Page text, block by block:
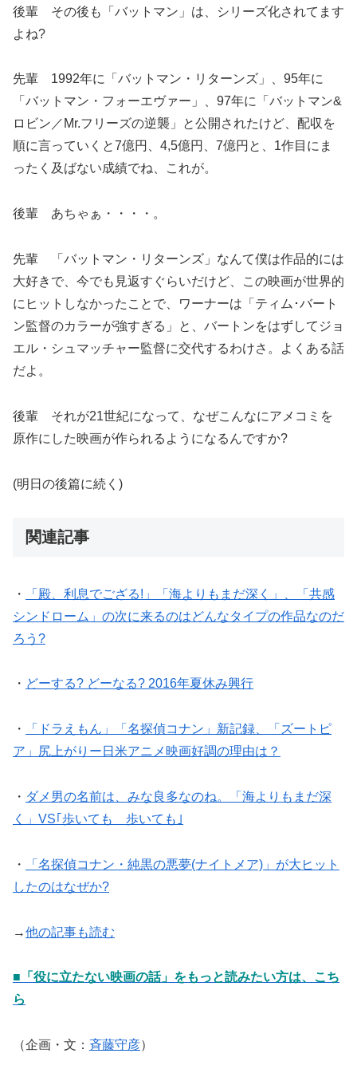
後輩 その後も「バットマン」は、シリーズ化されてます
よね?
先輩 1992年に「バットマン・リターンズ」、95年に
「バットマン・フォーエヴァー」、97年に「バットマン&
ロビン／Mr.フリーズの逆襲」と公開されたけど、配収を
順に言っていくと7億円、4,5億円、7億円と、1作目にま
ったく及ばない成績でね、これが。
後輩 あちゃぁ・・・・。
先輩 「バットマン・リターンズ」なんて僕は作品的には
大好きで、今でも見返すぐらいだけど、この映画が世界的
にヒットしなかったことで、ワーナーは「ティム･バート
ン監督のカラーが強すぎる」と、バートンをはずしてジョ
エル・シュマッチャー監督に交代するわけさ。よくある話
だよ。
後輩 それが21世紀になって、なぜこんなにアメコミを
原作にした映画が作られるようになるんですか?
(明日の後篇に続く)
関連記事
・
「殿、利息でござる!」「海よりもまだ深く」、「共感
シンドローム」の次に来るのはどんなタイプの作品なのだ
ろう?
・ どーする? どーなる? 2016年夏休み興行
・
「ドラえもん」「名探偵コナン」新記録、「ズートピ
ア」尻上がりー日米アニメ映画好調の理由は？
・ ダメ男の名前は、みな良多なのね。「海よりもまだ深
く」VS｢歩いても 歩いても｣
・
「名探偵コナン・純黒の悪夢(ナイトメア)」が大ヒット
したのはなぜか?
→他の記事も読む
■「役に立たない映画の話」をもっと読みたい方は、こち
ら
（企画・文： 斉藤守彦）